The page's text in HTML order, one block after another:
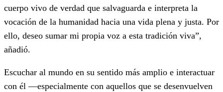
cuerpo vivo de verdad que salvaguarda e interpreta la
vocación de la humanidad hacia una vida plena y justa. Por
ello, deseo sumar mi propia voz a esta tradición viva”,
añadió.
Escuchar al mundo en su sentido más amplio e interactuar
con él —especialmente con aquellos que se desenvuelven